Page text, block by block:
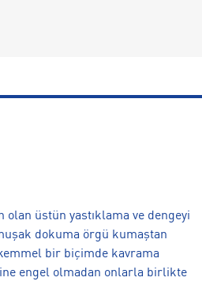
olan üstün yastıklama ve dengeyi
dokuma örgü kumaştan
bir biçimde kavrama
engel olmadan onlarla birlikte